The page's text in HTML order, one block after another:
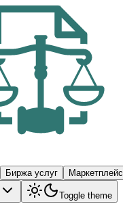
Биржа услуг Маркетплейс
Toggle theme